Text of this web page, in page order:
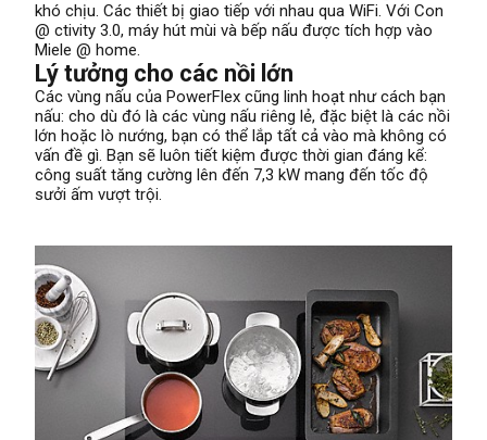
khó chịu. Các thiết bị giao tiếp với nhau qua WiFi. Với Con
@ ctivity 3.0, máy hút mùi và bếp nấu được tích hợp vào
Miele @ home.
Lý tưởng cho các nồi lớn
Các vùng nấu của PowerFlex cũng linh hoạt như cách bạn
nấu: cho dù đó là các vùng nấu riêng lẻ, đặc biệt là các nồi
lớn hoặc lò nướng, bạn có thể lắp tất cả vào mà không có
vấn đề gì. Bạn sẽ luôn tiết kiệm được thời gian đáng kể:
công suất tăng cường lên đến 7,3 kW mang đến tốc độ
sưởi ấm vượt trội.